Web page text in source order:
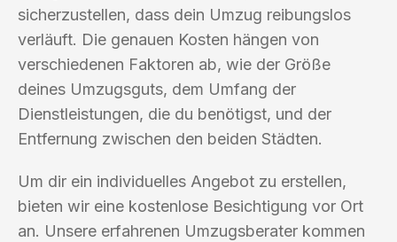
sicherzustellen, dass dein Umzug reibungslos
verläuft. Die genauen Kosten hängen von
verschiedenen Faktoren ab, wie der Größe
deines Umzugsguts, dem Umfang der
Dienstleistungen, die du benötigst, und der
Entfernung zwischen den beiden Städten.
Um dir ein individuelles Angebot zu erstellen,
bieten wir eine kostenlose Besichtigung vor Ort
an. Unsere erfahrenen Umzugsberater kommen